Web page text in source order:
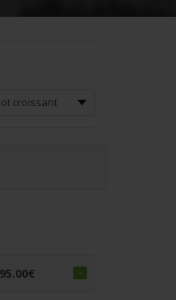
95.00€